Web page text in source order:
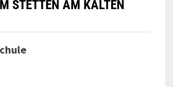
STETTEN AM KALTEN